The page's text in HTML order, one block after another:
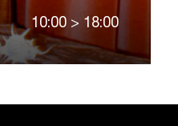
10:00 > 18:00